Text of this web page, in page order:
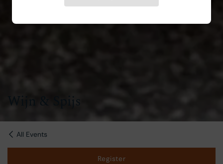
Wijn & Spijs
All Events
Register